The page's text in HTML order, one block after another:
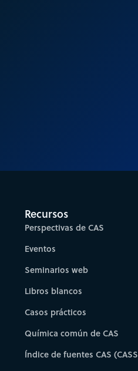
Recursos
Perspectivas de CAS
Eventos
Seminarios web
Libros blancos
Casos prácticos
Química común de CAS
Índice de fuentes CAS